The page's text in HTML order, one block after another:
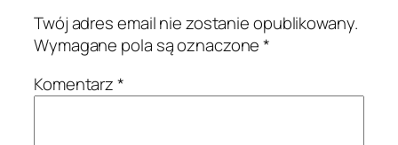
Twój adres email nie zostanie opublikowany.
Wymagane pola są oznaczone*
Komentarz*